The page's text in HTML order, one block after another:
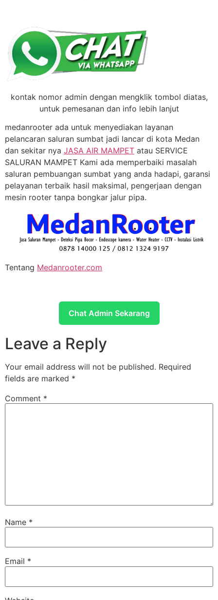
kontak nomor admin dengan mengklik tombol diatas,
untuk pemesanan dan info lebih lanjut
medanrooter ada untuk menyediakan layanan
pelancaran saluran sumbat jadi lancar di kota Medan
dan sekitar nya JASA AIR MAMPET atau SERVICE
SALURAN MAMPET Kami ada memperbaiki masalah
saluran pembuangan sumbat yang anda hadapi, garansi
pelayanan terbaik hasil maksimal, pengerjaan dengan
mesin rooter tanpa bongkar jalur pipa.
Tentang Medanrooter.com
Chat Admin Sekarang
Leave a Reply
Your email address will not be published. Required
fields are marked *
Comment *
Name *
Email *